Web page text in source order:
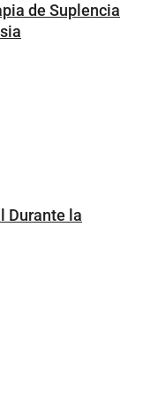
de Suplencia
Durante la